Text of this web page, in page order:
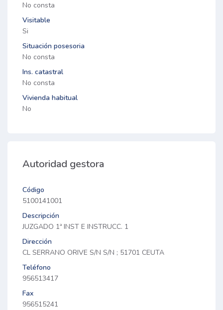
No consta
Visitable
Si
Situación posesoria
No consta
Ins. catastral
No consta
Vivienda habitual
No
Autoridad gestora
Código
5100141001
Descripción
JUZGADO 1ª INST E INSTRUCC. 1
Dirección
CL SERRANO ORIVE S/N S/N ; 51701 CEUTA
Teléfono
956513417
Fax
956515241